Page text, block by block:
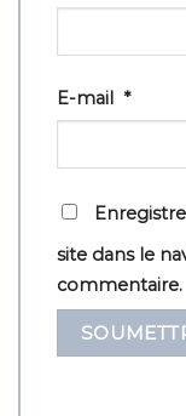
E-mail *
site dans le
commentaire.